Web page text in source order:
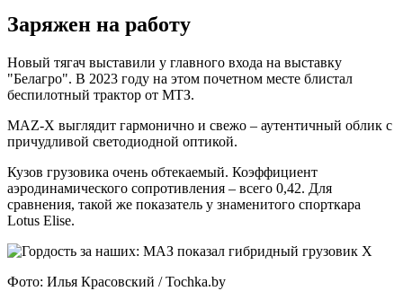
Заряжен на работу
Новый тягач выставили у главного входа на выставку
"Белагро". В 2023 году на этом почетном месте блистал
беспилотный трактор от МТЗ.
МАZ-Х выглядит гармонично и свежо – аутентичный облик с
причудливой светодиодной оптикой.
Кузов грузовика очень обтекаемый. Коэффициент
аэродинамического сопротивления – всего 0,42. Для
сравнения, такой же показатель у знаменитого спорткара
Lotus Elise.
Фото: Илья Красовский / Tochka.by